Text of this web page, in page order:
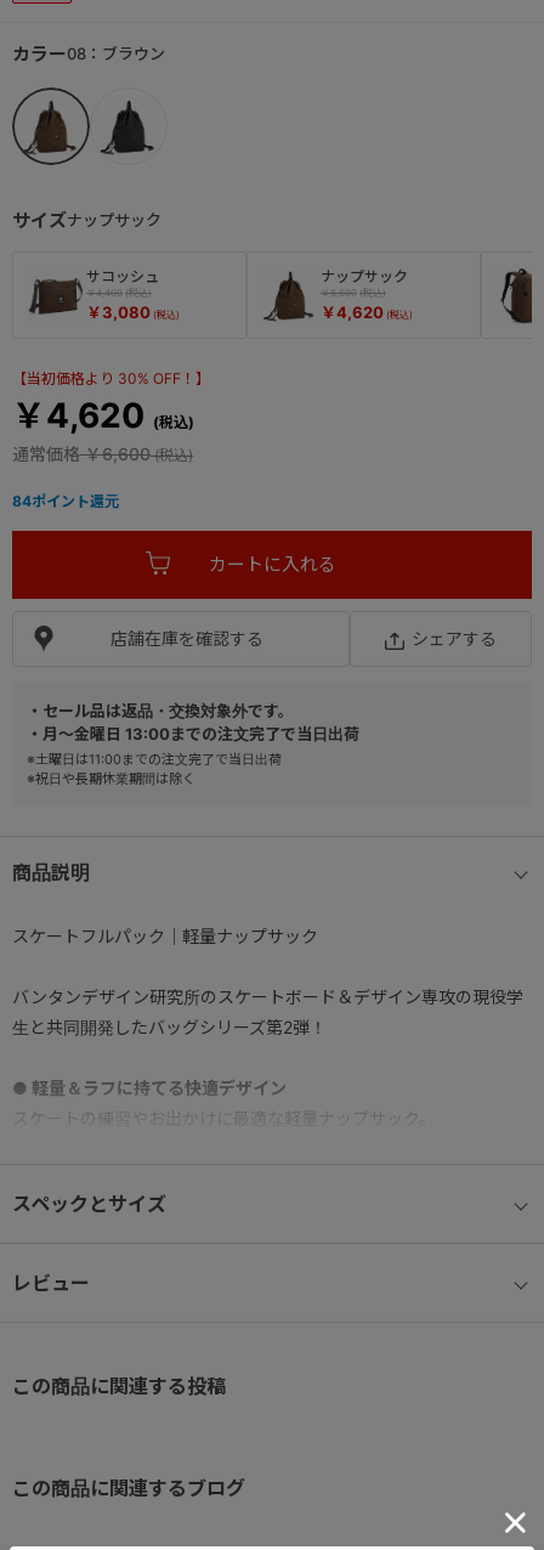
・セール品は返品・交換対象外です。
・月～金曜日 13:00までの注文完了で当日出荷
※土曜日は11:00までの注文完了で当日出荷
※祝日や長期休業期間は除く
【当初価格より 30% OFF！】
￥4,620
通常価格￥6,600
商品説明
スケートフルパック｜軽量ナップサック
バンタンデザイン研究所のスケートボード＆デザイン専攻の現役学
生と共同開発したバッグシリーズ第2弾！
● 軽量＆ラフに持てる快適デザイン
スケートの練習やお出かけに最適な軽量ナップサック。
● 整理整頓しやすい収納力
フロントポケットには視認性の高いメッシュポケットを配置し、細
サイドファスナー付きで、ナップサックを背負ったままでもメイン
● 快適なフィット感
ショルダーストラップは簡単に長さ調節可能！自分にぴったりのフ
ィット感で快適に持ち運べます。
スペックとサイズ
レビュー
サイズナップサック
サコッシュ
￥4,400
￥3,080
ナップサック
￥6,600
￥4,620
カラー08：ブラウン
店舗在庫を確認する シェアする
この商品に関連する投稿
この商品に関連するブログ
84ポイント還元